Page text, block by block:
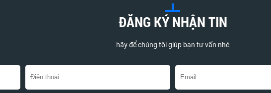
ĐĂNG KÝ NHẬN TIN
hãy để chúng tôi giúp bạn tư vấn nhé
thực phẩm và mỹ phẩm. Tuy nhiên, nhiều người vẫn chưa